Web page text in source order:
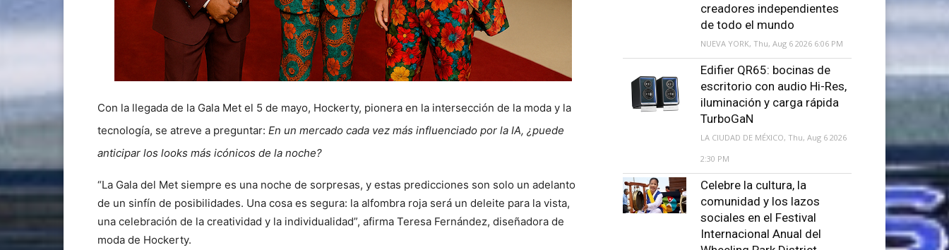
Con la llegada de la Gala Met el 5 de mayo, Hockerty, pionera en la intersección de la moda y la
tecnología, se atreve a preguntar: En un mercado cada vez más influenciado por la IA, ¿puede
anticipar los looks más icónicos de la noche?
“La Gala del Met siempre es una noche de sorpresas, y estas predicciones son solo un adelanto
de un sinfín de posibilidades. Una cosa es segura: la alfombra roja será un deleite para la vista,
una celebración de la creatividad y la individualidad”, afirma Teresa Fernández, diseñadora de
moda de Hockerty.
creadores independientes
de todo el mundo
NUEVA YORK, Thu, Aug 6 2026 6:06 PM
Edifier QR65: bocinas de
escritorio con audio Hi-Res,
iluminación y carga rápida
TurboGaN
LA CIUDAD DE MÉXICO, Thu, Aug 6 2026
2:30 PM
Celebre la cultura, la
comunidad y los lazos
sociales en el Festival
Internacional Anual del